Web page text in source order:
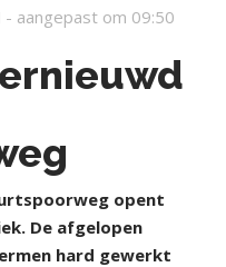
- aangepast om 09:50
opent
De afgelopen
hard gewerkt